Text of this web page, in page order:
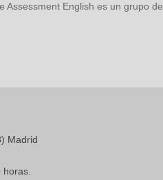
Assessment English es un grupo de
Madrid